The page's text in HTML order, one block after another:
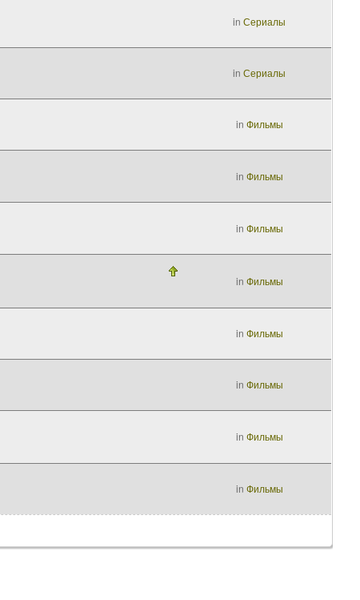
inСериалы
inСериалы
in Фильмы
in Фильмы
in Фильмы
in Фильмы
in Фильмы
in Фильмы
in Фильмы
in Фильмы